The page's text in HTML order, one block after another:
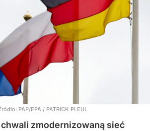
PAP/EPA / PATRICK PLEUL
zmodernizowaną sieć